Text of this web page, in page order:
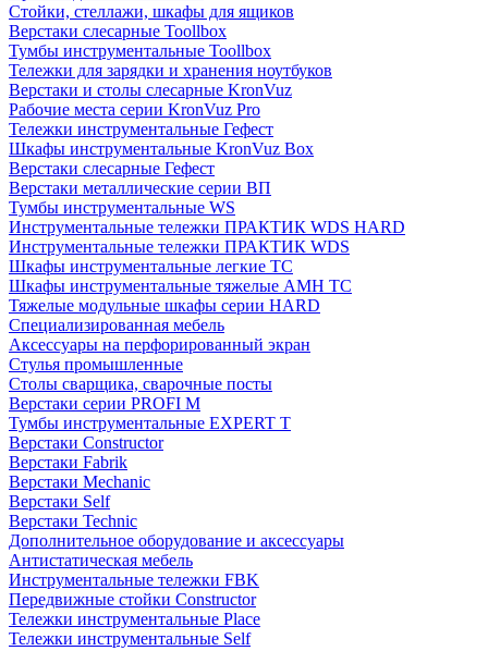
Стойки, стеллажи, шкафы для ящиков
Верстаки слесарные Toollbox
Тумбы инструментальные Toollbox
Тележки для зарядки и хранения ноутбуков
Верстаки и столы слесарные KronVuz
Рабочие места серии KronVuz Pro
Тележки инструментальные Гефест
Шкафы инструментальные KronVuz Box
Верстаки слесарные Гефест
Верстаки металлические серии ВП
Тумбы инструментальные WS
Инструментальные тележки ПРАКТИК WDS HARD
Инструментальные тележки ПРАКТИК WDS
Шкафы инструментальные легкие ТС
Шкафы инструментальные тяжелые AMH TC
Тяжелые модульные шкафы серии HARD
Cпециализированная мебель
Аксессуары на перфорированный экран
Стулья промышленные
Столы сварщика, сварочные посты
Верстаки серии PROFI M
Тумбы инструментальные EXPERT T
Верстаки Constructor
Верстаки Fabrik
Верстаки Mechanic
Верстаки Self
Верстаки Technic
Дополнительное оборудование и аксессуары
Антистатическая мебель
Инструментальные тележки FBK
Передвижные стойки Constructor
Тележки инструментальные Place
Тележки инструментальные Self